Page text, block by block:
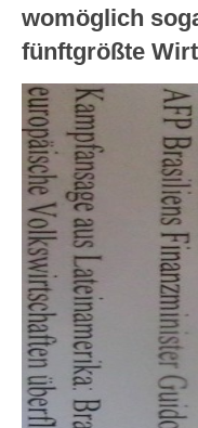
womöglich
fünftgrößte